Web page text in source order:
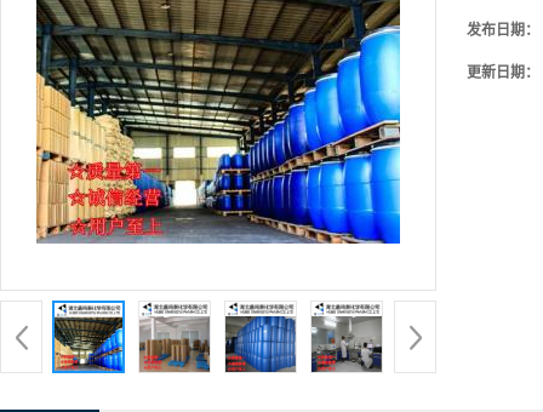
发布日期：
更新日期：